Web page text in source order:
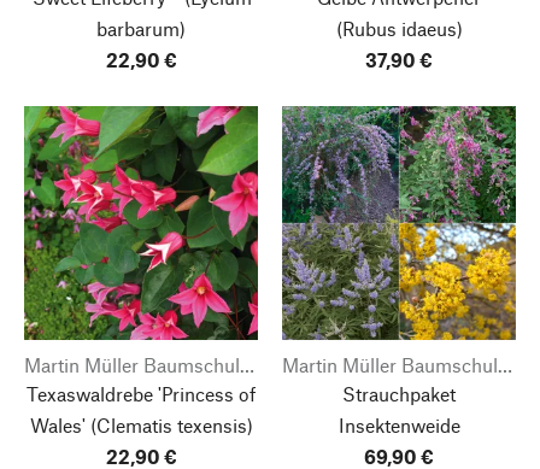
barbarum)
22,90 €
(Rubus idaeus)
37,90 €
Martin Müller Baumschulen
Texaswaldrebe 'Princess of
Wales'(Clematis texensis)
22,90 €
Martin Müller Baumschulen
Strauchpaket
Insektenweide
69,90 €